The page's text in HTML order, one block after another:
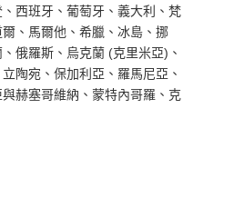
西班牙、葡萄牙、義大利、梵
、馬爾他、希臘、冰島、挪
俄羅斯、烏克蘭 (克里米亞)、
陶宛、保加利亞、羅馬尼亞、
赫塞哥維納、蒙特內哥羅、克